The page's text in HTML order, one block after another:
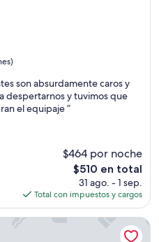
son absurdamente caros y
despertarnos y tuvimos que
el equipaje ”
$464 por noche
El
precio
actual
es
de
$510 en total
31 ago. - 1 sep.
Total con impuestos y cargos